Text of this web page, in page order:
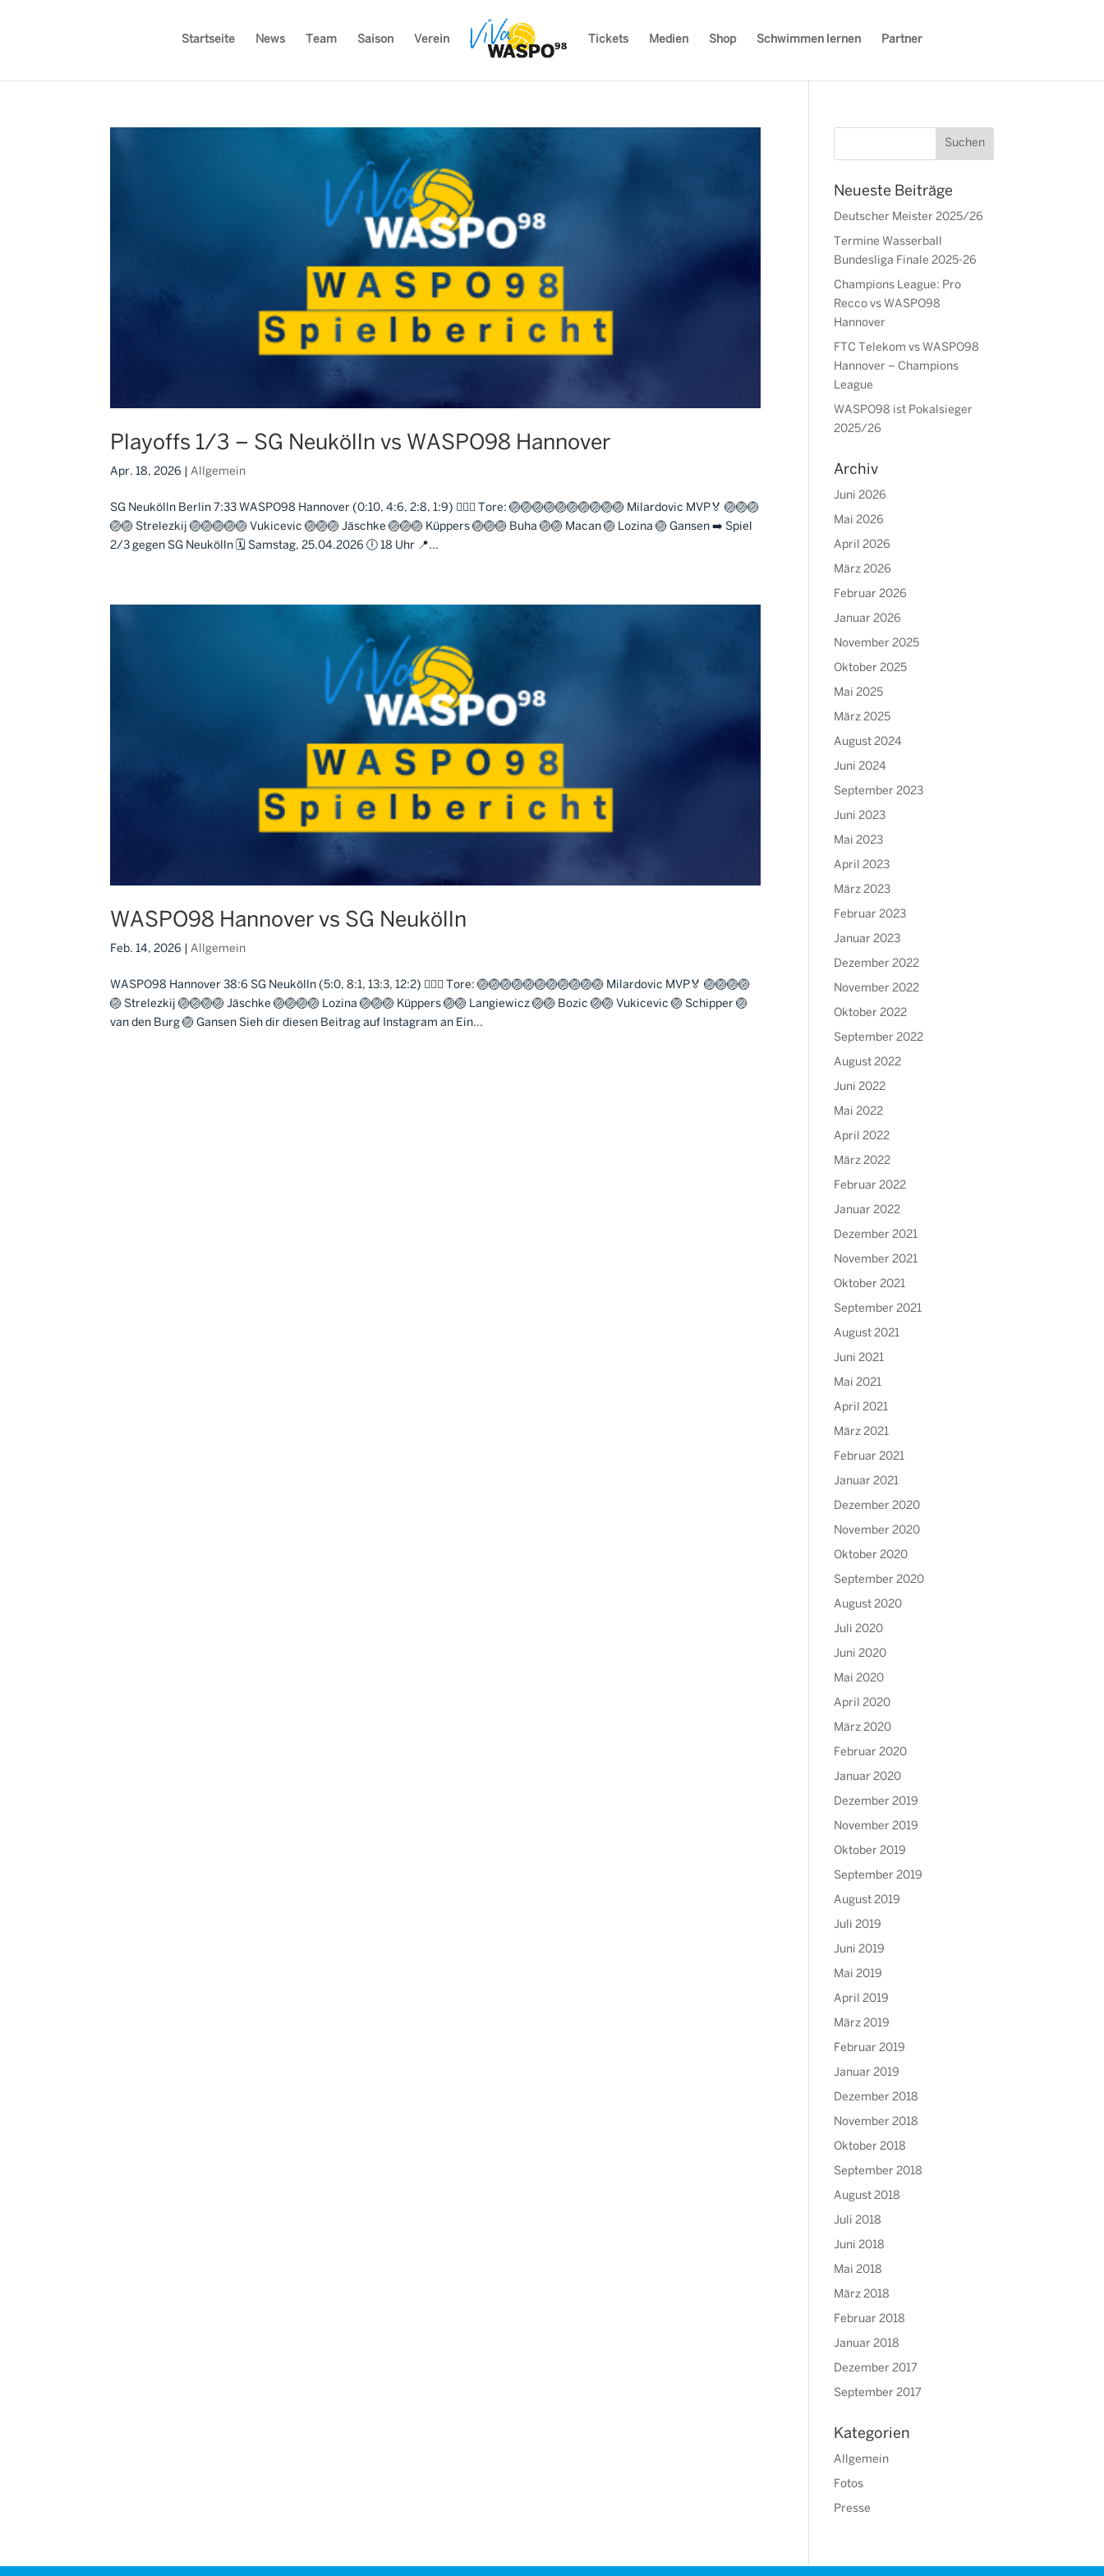
Startseite News Team Saison Verein Tickets Medien Shop Schwimmen lernen Partner
Playoffs 1/3 – SG Neukölln vs WASPO98 Hannover
Apr. 18, 2026 |Allgemein
SG Neukölln Berlin 7:33 WASPO98 Hannover (0:10, 4:6, 2:8, 1:9) 🤽🏼‍♂️ Tore: 🏐🏐🏐🏐🏐🏐🏐🏐🏐🏐 Milardovic MVP🏅 🏐🏐🏐
🏐🏐 Strelezkij 🏐🏐🏐🏐🏐 Vukicevic 🏐🏐🏐 Jäschke 🏐🏐🏐 Küppers 🏐🏐🏐 Buha 🏐🏐 Macan 🏐 Lozina 🏐 Gansen ➡️ Spiel
2/3 gegen SG Neukölln 🗓 Samstag, 25.04.2026 🕕 18 Uhr 📍...
WASPO98 Hannover vs SG Neukölln
Feb. 14, 2026 |Allgemein
WASPO98 Hannover 38:6 SG Neukölln (5:0, 8:1, 13:3, 12:2) 🤽🏼‍♂️ Tore: 🏐🏐🏐🏐🏐🏐🏐🏐🏐🏐🏐 Milardovic MVP🏅 🏐🏐🏐🏐
🏐 Strelezkij 🏐🏐🏐🏐 Jäschke 🏐🏐🏐🏐 Lozina 🏐🏐🏐 Küppers 🏐🏐 Langiewicz 🏐🏐 Bozic 🏐🏐 Vukicevic 🏐 Schipper 🏐
van den Burg 🏐 Gansen Sieh dir diesen Beitrag auf Instagram an Ein...
Neueste Beiträge
Deutscher Meister 2025/26
Termine Wasserball
Bundesliga Finale 2025-26
Champions League: Pro
Recco vs WASPO98
Hannover
FTC Telekom vs WASPO98
Hannover – Champions
League
WASPO98 ist Pokalsieger
2025/26
Archiv
Juni 2026
Mai 2026
April 2026
März 2026
Februar 2026
Januar 2026
November 2025
Oktober 2025
Mai 2025
März 2025
August 2024
Juni 2024
September 2023
Juni 2023
Mai 2023
April 2023
März 2023
Februar 2023
Januar 2023
Dezember 2022
November 2022
Oktober 2022
September 2022
August 2022
Juni 2022
Mai 2022
April 2022
März 2022
Februar 2022
Januar 2022
Dezember 2021
November 2021
Oktober 2021
September 2021
August 2021
Juni 2021
Mai 2021
April 2021
März 2021
Februar 2021
Januar 2021
Dezember 2020
November 2020
Oktober 2020
September 2020
August 2020
Juli 2020
Juni 2020
Mai 2020
April 2020
März 2020
Februar 2020
Januar 2020
Dezember 2019
November 2019
Oktober 2019
September 2019
August 2019
Juli 2019
Juni 2019
Mai 2019
April 2019
März 2019
Februar 2019
Januar 2019
Dezember 2018
November 2018
Oktober 2018
September 2018
August 2018
Juli 2018
Juni 2018
Mai 2018
März 2018
Februar 2018
Januar 2018
Dezember 2017
September 2017
Kategorien
Allgemein
Fotos
Presse